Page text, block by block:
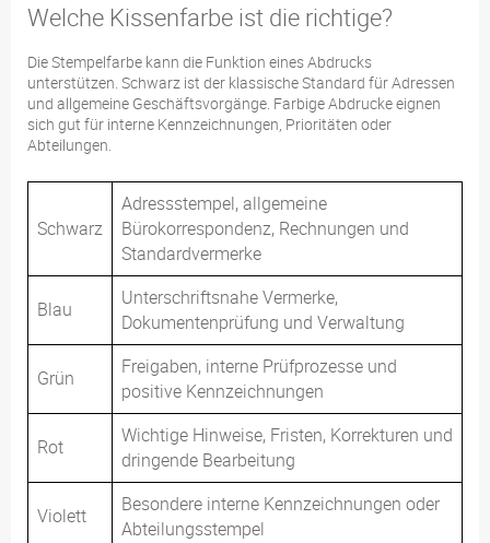
Welche Kissenfarbe ist die richtige?
Die Stempelfarbe kann die Funktion eines Abdrucks
unterstützen. Schwarz ist der klassische Standard für Adressen
und allgemeine Geschäftsvorgänge. Farbige Abdrucke eignen
sich gut für interne Kennzeichnungen, Prioritäten oder
Abteilungen.
Schwarz
Adressstempel, allgemeine
Bürokorrespondenz, Rechnungen und
Standardvermerke
Blau
Unterschriftsnahe Vermerke,
Dokumentenprüfung und Verwaltung
Grün
Freigaben, interne Prüfprozesse und
positive Kennzeichnungen
Rot
Wichtige Hinweise, Fristen, Korrekturen und
dringende Bearbeitung
Violett
Besondere interne Kennzeichnungen oder
Abteilungsstempel